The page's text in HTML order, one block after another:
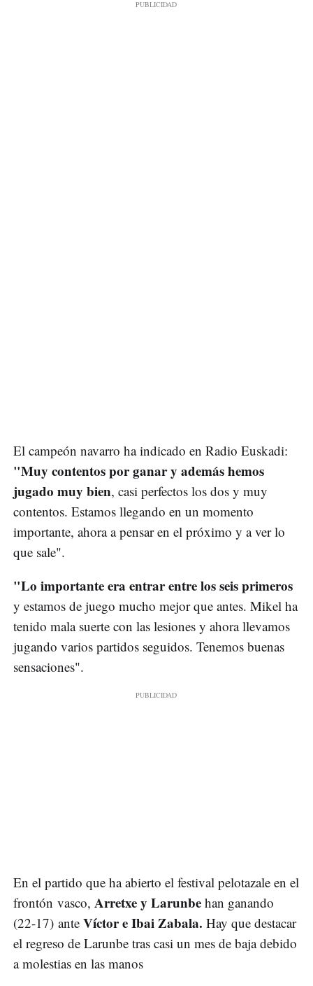
El campeón navarro ha indicado en Radio Euskadi:
"Muy contentos por ganar y además hemos
jugado muy bien, casi perfectos los dos y muy
contentos. Estamos llegando en un momento
importante, ahora a pensar en el próximo y a ver lo
que sale".
"Lo importante era entrar entre los seis primeros
y estamos de juego mucho mejor que antes. Mikel ha
tenido mala suerte con las lesiones y ahora llevamos
jugando varios partidos seguidos. Tenemos buenas
sensaciones".
En el partido que ha abierto el festival pelotazale en el
frontón vasco, Arretxe y Larunbe han ganando
(22-17) ante Víctor e Ibai Zabala. Hay que destacar
el regreso de Larunbe tras casi un mes de baja debido
a molestias en las manos